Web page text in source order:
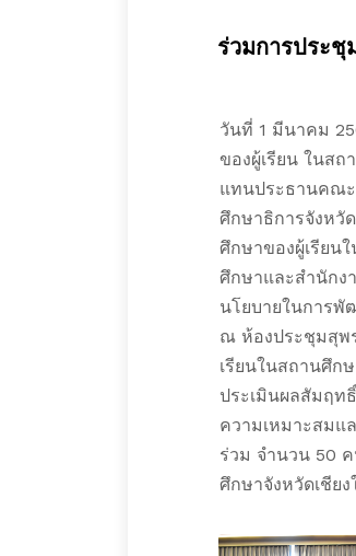
ร่วมการประ
วันที่ 1 มีนาคม
ของผู้เรียน ในส
แทนประธานคณะ
ศึกษาธิการจังหวั
ศึกษาของผู้เรียน
ศึกษาและสำนักง
นโยบายในการพั
ณ ห้องประชุมสุพ
เรียนในสถานศึก
ประเมินผลสัมฤท
ความเหมาะสมแ
ร่วม จำนวน 50
ศึกษาจังหวัดเชีย